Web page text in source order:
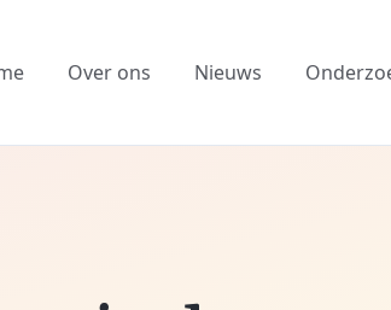
Over ons Nieuws